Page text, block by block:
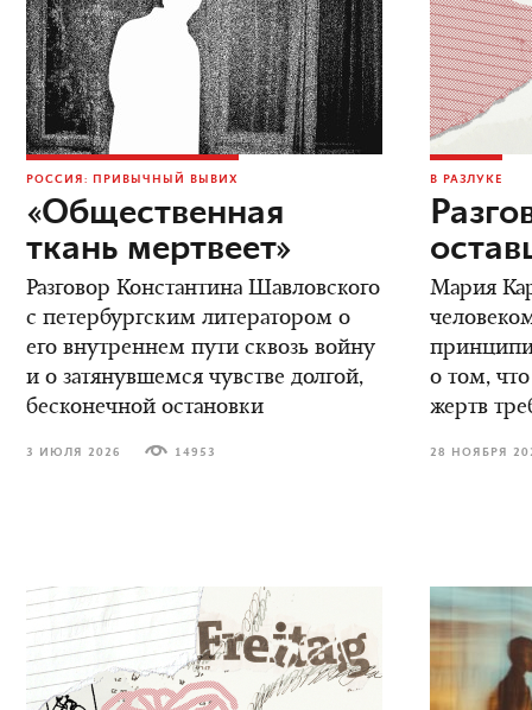
РОССИЯ: ПРИВЫЧНЫЙ ВЫВИХ
«Общественная
ткань мертвеет»
Разговор Константина Шавловского
с петербургским литератором о
его внутреннем пути сквозь войну
и о затянувшемся чувстве долгой,
бесконечной остановки
3 ИЮЛЯ 2026 14953
В РАЗЛУКЕ
Мария
о том,
жертв
28 НОЯБРЯ